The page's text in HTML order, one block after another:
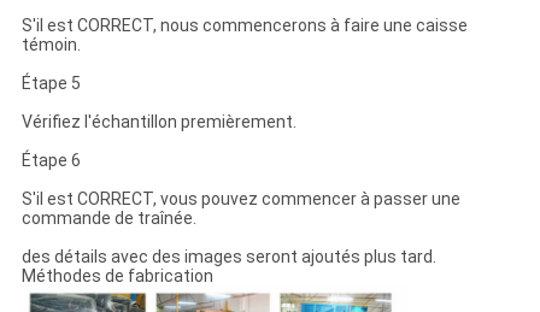
S'il est CORRECT, nous commencerons à faire une caisse
témoin.
Étape 5
Vérifiez l'échantillon premièrement.
Étape 6
S'il est CORRECT, vous pouvez commencer à passer une
commande de traînée.
des détails avec des images seront ajoutés plus tard.
Méthodes de fabrication